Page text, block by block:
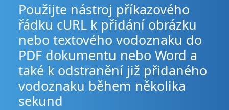
Použijte nástroj příkazového
řádku cURL k přidání obrázku
nebo textového vodoznaku do
PDF dokumentu nebo Word a
také k odstranění již přidaného
vodoznaku během několika
sekund